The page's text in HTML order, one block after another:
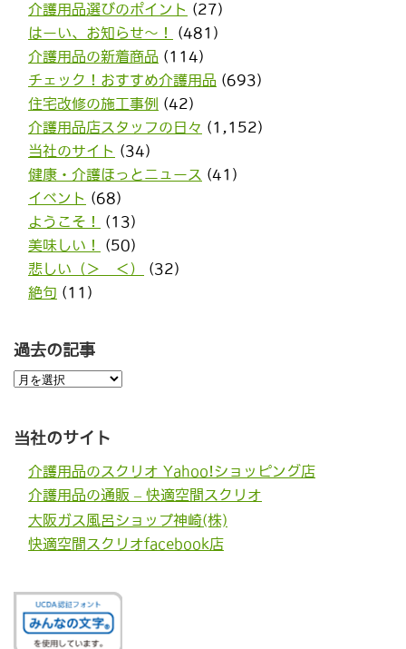
介護用品選びのポイント (27)
はーい、お知らせ〜！
(481)
介護用品の新着商品 (114)
チェック！おすすめ介護用品 (693)
住宅改修の施工事例 (42)
介護用品店スタッフの日々 (1,152)
当社のサイト (34)
健康・介護ほっとニュース (41)
イベント (68)
ようこそ！
(13)
美味しい！
(50)
悲しい（＞＿＜）
(32)
絶句 (11)
過去の記事
過
去
事
当社のサイト
介護用品のスクリオ Yahoo!ショッピング店
介護用品の通販 – 快適空間スクリオ
大阪ガス風呂ショップ神崎(株)
快適空間スクリオfacebook店